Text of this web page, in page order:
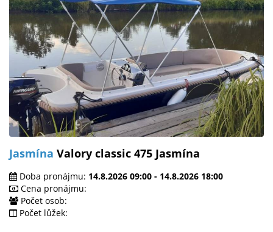
Jasmína Valory classic 475 Jasmína
Doba pronájmu: 14.8.2026 09:00 - 14.8.2026 18:00
Cena pronájmu:
Počet osob:
Počet lůžek: